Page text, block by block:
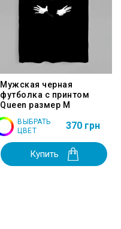
Мужская черная
футболка с принтом
Queen размер M
ВЫБРАТЬ
ЦВЕТ
370 грн
Купить